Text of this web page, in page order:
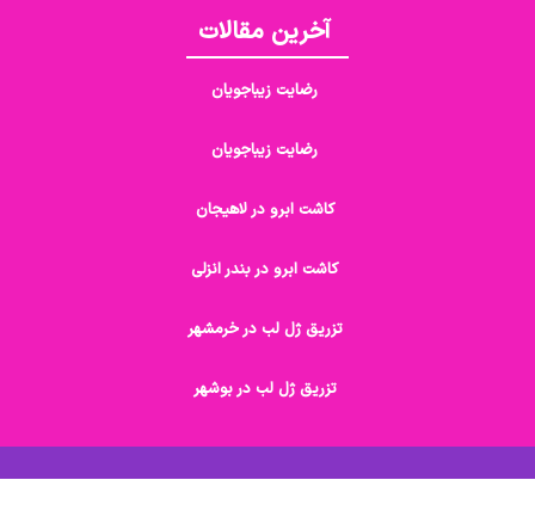
آخرین مقالات
رضایت زیباجویان
رضایت زیباجویان
کاشت ابرو در لاهیجان
کاشت ابرو در بندر انزلی
تزریق ژل لب در خرمشهر
تزریق ژل لب در بوشهر